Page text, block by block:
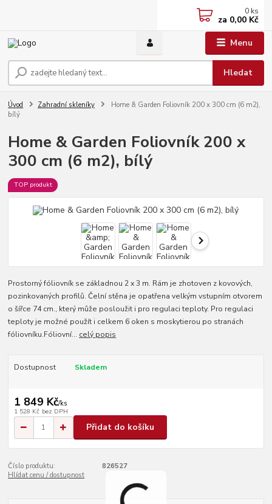
Menu
Hledat
0 ks
za 0,00 Kč
Úvod Zahradní skleníky
Home & Garden Foliovník 200 x 300 cm (6 m2),
bílý
Home & Garden Foliovník 200 x
300 cm (6 m2), bílý
TOP produkt
Prostorný fóliovník se základnou 2 x 3 m. Rám je zhotoven z kovových,
pozinkovaných profilů. Čelní stěna je opatřena velkým vstupním otvorem
o šířce 74 cm., který může posloužit i pro regulaci teploty. Pro regulaci
teploty je možné použít i celkem 6 oken s moskytierou po stranách
fóliovníku.Fóliovní... celý popis
Dostupnost Skladem
1 849 Kč/ks
1 528 Kč bez DPH
Přidat do košíku
Číslo produktu:
826527
Hlídat cenu / dostupnost